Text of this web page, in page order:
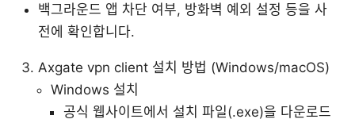
백그라운드 앱 차단 여부, 방화벽 예외 설정 등을 사
전에 확인합니다.
Axgate vpn client 설치 방법 (Windows/macOS)
Windows 설치
공식 웹사이트에서 설치 파일(.exe)을 다운로드